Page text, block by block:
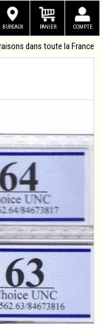
COMPTE
PANIER
BUREAUX
dans toute la France